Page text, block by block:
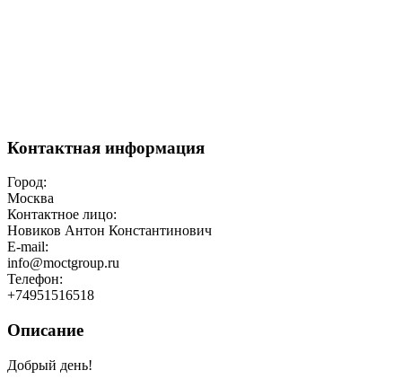
Контактная информация
Город:
Москва
Контактное лицо:
Новиков Антон Константинович
E-mail:
info@moctgroup.ru
Телефон:
+74951516518
Описание
Добрый день!